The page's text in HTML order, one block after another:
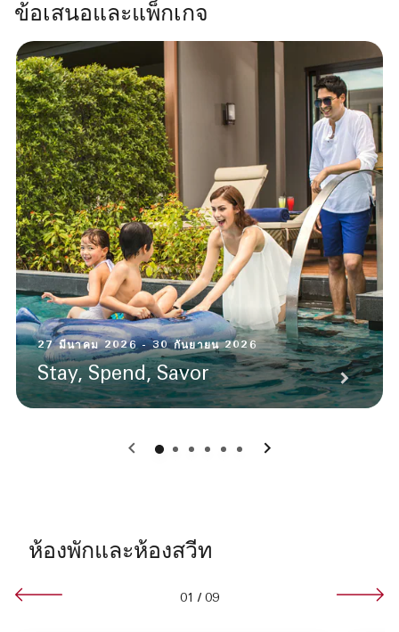
ข้อเสนอและแพ็กเกจ
27 มีนาคม 2026 - 30 กันยายน 2026
Stay, Spend, Savor
0 1 2 3 4 5
ห้องพักและห้องสวีท
01 / 09